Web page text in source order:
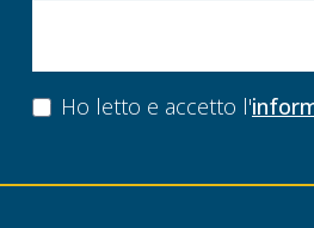
Ho letto e accetto l'